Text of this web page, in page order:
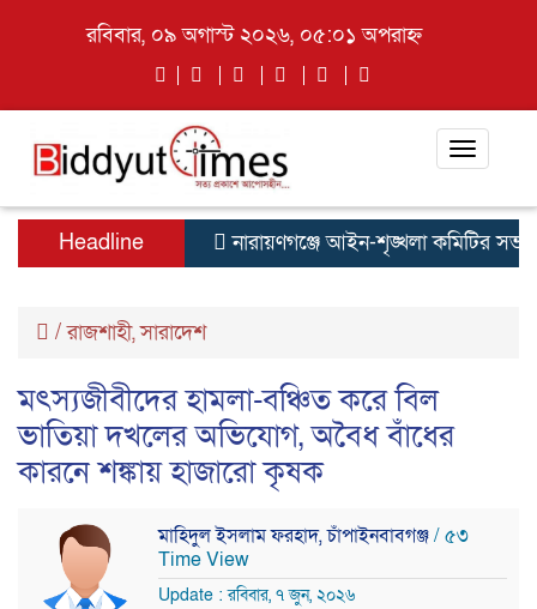
রবিবার, ০৯ অগাস্ট ২০২৬, ০৫:০১ অপরাহ্ন
Toggle
Headline নারায়ণগঞ্জে আইন-শৃঙ্খলা কমিটির
/রাজশাহী,সারাদেশ
মৎস্যজীবীদের হামলা-বঞ্চিত করে বিল
ভাতিয়া দখলের অভিযোগ, অবৈধ বাঁধের
কারনে শঙ্কায় হাজারো কৃষক
মাহিদুল ইসলাম ফরহাদ, চাঁপাইনবাবগঞ্জ/ ৫৩
Time View
Update : রবিবার, ৭ জুন, ২০২৬